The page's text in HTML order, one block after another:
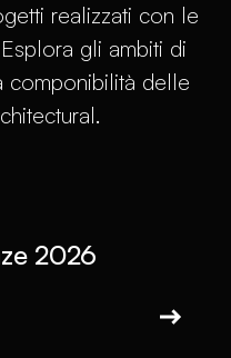
realizzati con le
gli ambiti di
componibilità delle
2026